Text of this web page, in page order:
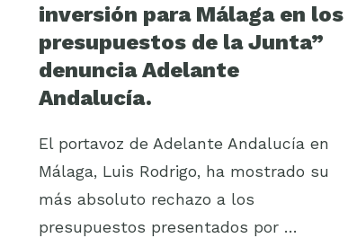
inversión para Málaga en los
presupuestos de la Junta”
denuncia Adelante
Andalucía.
El portavoz de Adelante Andalucía en
Málaga, Luis Rodrigo, ha mostrado su
más absoluto rechazo a los
presupuestos presentados por …